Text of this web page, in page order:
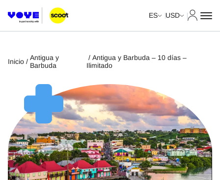
ES USD
Inicio / Antigua y
Barbuda
/ Antigua y Barbuda – 10 días –
Ilimitado